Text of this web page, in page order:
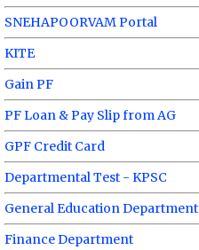
SNEHAPOORVAM Portal
KITE
Gain PF
PF Loan & Pay Slip from AG
GPF Credit Card
Departmental Test - KPSC
General Education Department
Finance Department